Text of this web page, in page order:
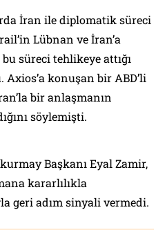
İran ile diplomatik süreci
Lübnan ve İran’a
süreci tehlikeye attığı
konuşan bir ABD’li
bir anlaşmanın
söylemişti.
Başkanı Eyal Zamir,
kararlılıkla
geri adım sinyali vermedi.